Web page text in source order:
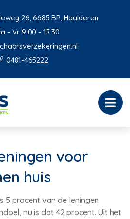
26, 6685 BP, Haalderen
- Vr 9:00 - 17:30
0481-465222
voor
huis
5 procent van de leningen
nu is dat 42 procent. Uit het